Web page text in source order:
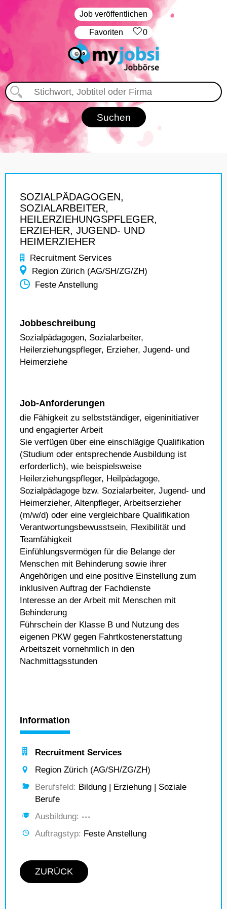
Job veröffentlichen
‏Favoriten 0
SOZIALPÄDAGOGEN,
SOZIALARBEITER,
HEILERZIEHUNGSPFLEGER,
ERZIEHER, JUGEND- UND
HEIMERZIEHER
Recruitment Services
Region Zürich (AG/SH/ZG/ZH)
Feste Anstellung
Jobbeschreibung
Sozialpädagogen, Sozialarbeiter,
Heilerziehungspfleger, Erzieher, Jugend- und
Heimerziehe
Job-Anforderungen
die Fähigkeit zu selbstständiger, eigeninitiativer
und engagierter Arbeit
Sie verfügen über eine einschlägige Qualifikation
(Studium oder entsprechende Ausbildung ist
erforderlich), wie beispielsweise
Heilerziehungspfleger, Heilpädagoge,
Sozialpädagoge bzw. Sozialarbeiter, Jugend- und
Heimerzieher, Altenpfleger, Arbeitserzieher
(m/w/d) oder eine vergleichbare Qualifikation
Verantwortungsbewusstsein, Flexibilität und
Teamfähigkeit
Einfühlungsvermögen für die Belange der
Menschen mit Behinderung sowie ihrer
Angehörigen und eine positive Einstellung zum
inklusiven Auftrag der Fachdienste
Interesse an der Arbeit mit Menschen mit
Behinderung
Führschein der Klasse B und Nutzung des
eigenen PKW gegen Fahrtkostenerstattung
Arbeitszeit vornehmlich in den
Nachmittagsstunden
Information
Recruitment Services
Region Zürich (AG/SH/ZG/ZH)
Berufsfeld: Bildung | Erziehung | Soziale
Berufe
Ausbildung: ---
Auftragstyp: Feste Anstellung
ZURÜCK